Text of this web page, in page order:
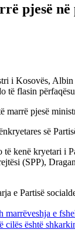
pjesë
i Kosovës,
flasin
marrë pjesë
së
të kenë kryetari
(SPP),
e Partisë
e
cilës është